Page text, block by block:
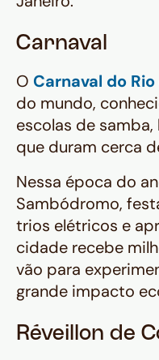
Carnaval
O Carnaval do Rio
do mundo,
escolas de
que duram cerca
Nessa época do
Sambódromo,
trios elétricos e
cidade recebe
vão para
grande impacto
Réveillon de